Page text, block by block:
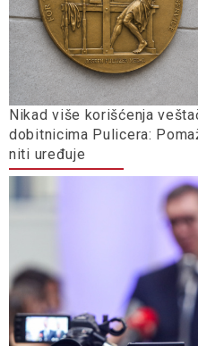
Nikad više korišćenja
dobitnicima Pulicera:
niti uređuje